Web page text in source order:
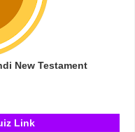
New Testament
Link